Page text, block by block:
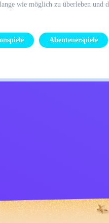
wie möglich zu überleben und
Abenteuerspiele